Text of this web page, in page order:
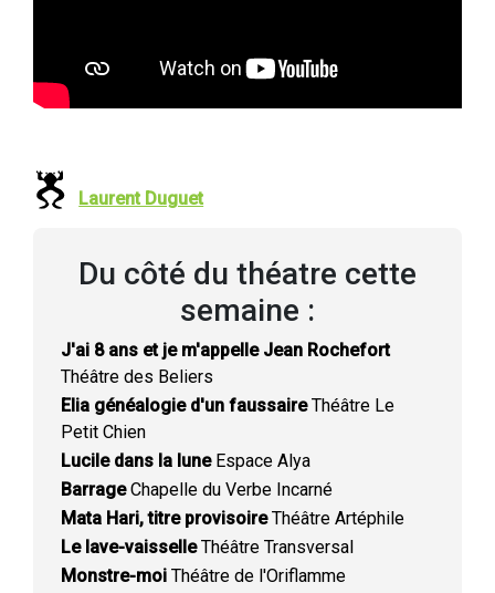
Laurent Duguet
Du côté du théatre cette
semaine :
J'ai 8 ans et je m'appelle Jean Rochefort
Théâtre des Beliers
Elia généalogie d'un faussaireThéâtre Le
Petit Chien
Lucile dans la luneEspace Alya
BarrageChapelle du Verbe Incarné
Mata Hari, titre provisoireThéâtre Artéphile
Le lave-vaisselleThéâtre Transversal
Monstre-moi Théâtre de l'Oriflamme